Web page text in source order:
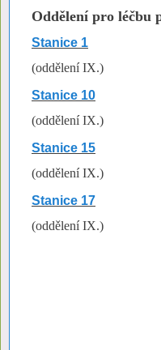
Oddělení pro léčbu
Stanice 1
(oddělení IX.)
Stanice 10
(oddělení IX.)
Stanice 15
(oddělení IX.)
Stanice 17
(oddělení IX.)